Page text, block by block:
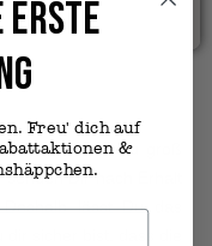
Dir der Pulli zu groß
Dir nach Erhalt
lässt Du das
sicher bist, dass die
Freu' dich auf
&